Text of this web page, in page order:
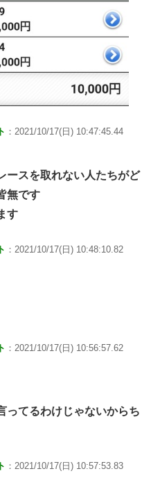
：2021/10/17(日) 10:47:45.44
ースを取れない人たちがど
無です
す
：2021/10/17(日) 10:48:10.82
：2021/10/17(日) 10:56:57.62
てるわけじゃないからち
：2021/10/17(日) 10:57:53.83